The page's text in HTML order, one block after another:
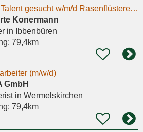
Allround Talent gesucht w/m/d Rasenflüsterer Aufräumheld Anpacker
Konermann
in Ibbenbüren
79,4km
(m/w/d)
GmbH
in Wermelskirchen
79,4km